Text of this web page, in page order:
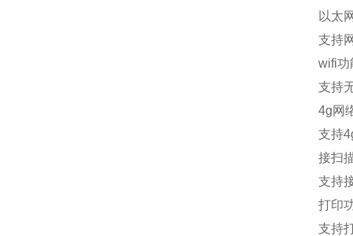
以太
支持
wifi功
支持
4g网
支持
接扫
支持
打印
支持